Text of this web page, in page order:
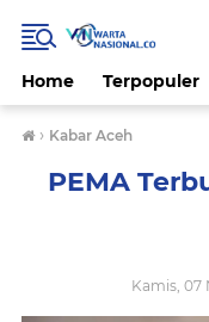
Home Terpopuler
› Kabar Aceh
PEMA
Kamis, 07